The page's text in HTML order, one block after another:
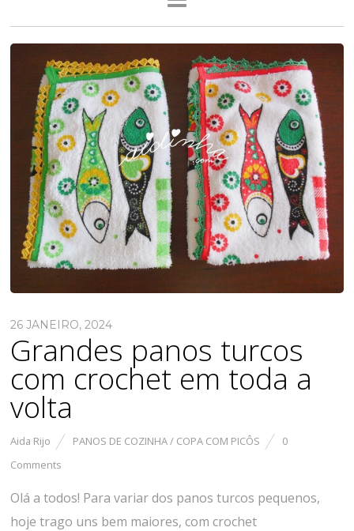
26 JANEIRO, 2024
Grandes panos turcos
com crochet em toda a
volta
Aida Rijo PANOS DE COZINHA / COPA COM PICÔS
0
Comments
Olá a todos! Para variar dos panos turcos pequenos,
hoje trago uns bem maiores, com crochet